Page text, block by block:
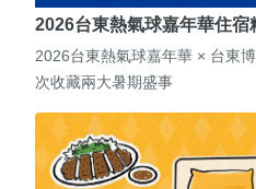
2026台東熱氣球嘉年華住
2026台東熱氣球嘉年華 × 台東
次收藏兩大暑期盛事